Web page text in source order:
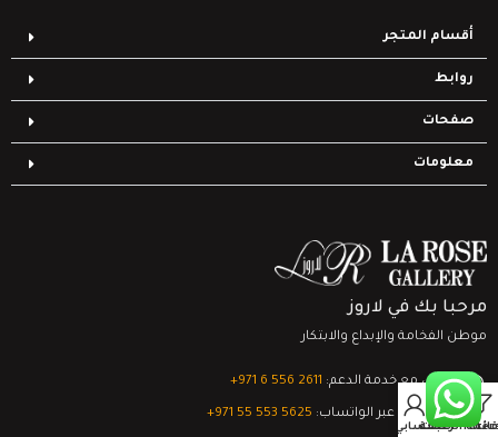
أقسام المتجر
روابط
صفحات
معلومات
مرحبا بك في لاروز
موطن الفخامة والإبداع والابتكار
تواصل مع خدمة الدعم: ‎+971 6 556 2611
الدعم الفني عبر الواتساب: ‎+971 55 553 5625
قائمة الرغبات
0
السلةحسابي